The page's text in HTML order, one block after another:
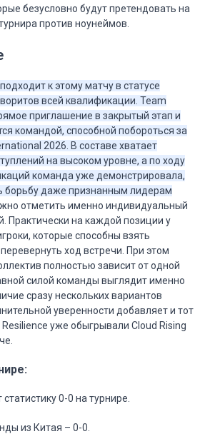
безусловно будут претендовать на
против ноунеймов.
к этому матчу в статусе
всей квалификации. Team
приглашение в закрытый этап и
командой, способной побороться за
2026. В составе хватает
на высоком уровне, а по ходу
команда уже демонстрировала,
борьбу даже признанным лидерам
отметить именно индивидуальный
Практически на каждой позиции у
которые способны взять
ход встречи. При этом
полностью зависит от одной
силой команды выглядит именно
сразу нескольких вариантов
уверенности добавляет и тот
уже обыгрывали Cloud Rising
0-0 на турнире.
из Китая – 0-0.